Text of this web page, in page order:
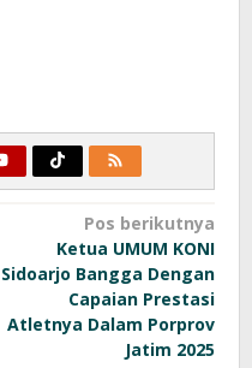
Pos berikutnya
Ketua UMUM KONI
Sidoarjo Bangga Dengan
Capaian Prestasi
Atletnya Dalam Porprov
Jatim 2025